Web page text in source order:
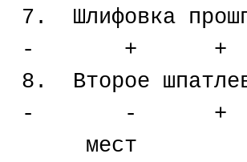
7. Шлифовка
- +
8. Второе
- -
мест